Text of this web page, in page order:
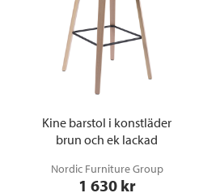
Kine barstol i konstläder
brun och ek lackad
Nordic Furniture Group
1 630 kr